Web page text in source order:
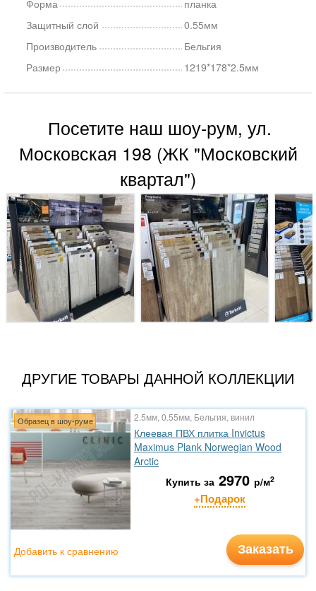
Форма
планка
Защитный слой
0.55мм
Производитель
Бельгия
Размер
1219*178*2.5мм
Посетите наш шоу-рум, ул.
Московская 198 (ЖК "Московский
квартал")
ДРУГИЕ ТОВАРЫ ДАННОЙ КОЛЛЕКЦИИ
Образец в шоу-руме 2.5мм, 0.55мм, Бельгия, винил
Клеевая ПВХ плитка Invictus
Maximus Plank Norwegian Wood
Arctic
Купить за 2970 р/м2
+Подарок
Заказать
Добавить к сравнению